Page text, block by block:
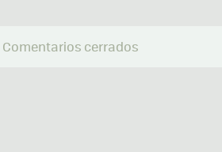
Comentarios cerrados